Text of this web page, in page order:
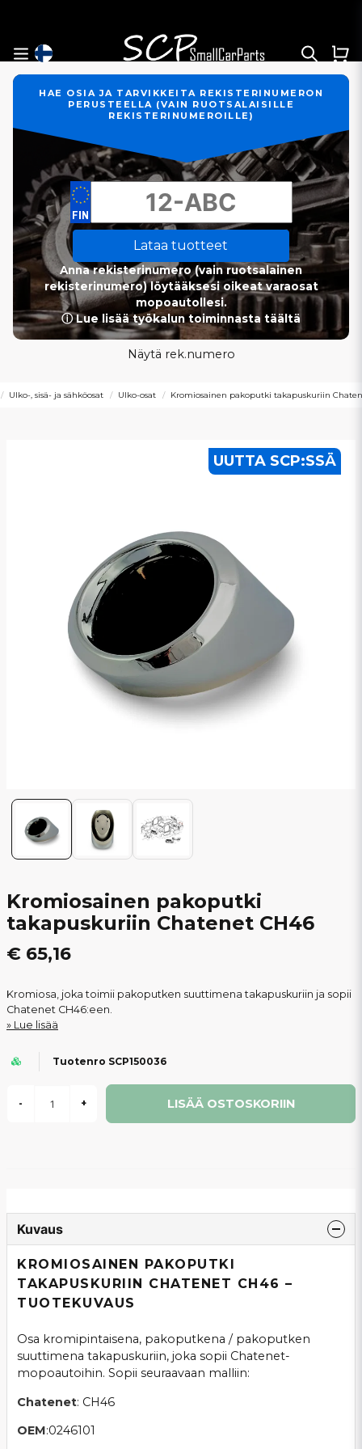
HAE OSIA JA TARVIKKEITA REKISTERINUMERON
PERUSTEELLA (VAIN RUOTSALAISILLE
REKISTERINUMEROILLE)
Lataa tuotteet
Anna rekisterinumero (vain ruotsalainen
rekisterinumero) löytääksesi oikeat varaosat
mopoautollesi.
ⓘ Lue lisää työkalun toiminnasta täältä
Näytä rek.numero
Ulko-, sisä- ja sähköosat Ulko-osat Kromiosainen pakoputki takapuskuriin
UUTTA SCP:SSÄ
Kromiosainen pakoputki
takapuskuriin Chatenet CH46
€ 65,16
Kromiosa, joka toimii pakoputken suuttimena takapuskuriin ja sopii
Chatenet CH46:een.
Lue lisää
Tuotenro SCP150036
- + LISÄÄ OSTOSKORIIN
Kuvaus
KROMIOSAINEN PAKOPUTKI
TAKAPUSKURIIN CHATENET CH46 –
TUOTEKUVAUS
Osa kromipintaisena, pakoputkena / pakoputken
suuttimena takapuskuriin, joka sopii Chatenet-
mopoautoihin. Sopii seuraavaan malliin:
Chatenet: CH46
OEM:0246101